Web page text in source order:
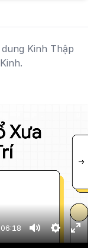
Kinh Thập
06:18
MuteSettings